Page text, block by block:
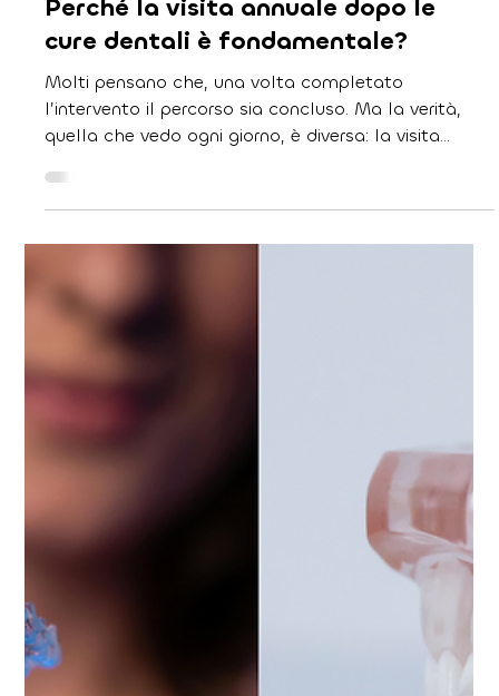
16 apr 2025